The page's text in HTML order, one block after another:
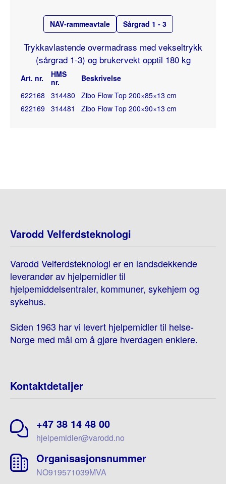
NAV-rammeavtale Sårgrad 1 - 3
Trykkavlastende overmadrass med vekseltrykk
(sårgrad 1-3) og brukervekt opptil 180 kg
Art. nr.
HMS
nr.
Beskrivelse
622168
314480
Zibo Flow Top 200×85×13 cm
622169 314481 Zibo Flow Top 200×90×13 cm
Varodd Velferdsteknologi
Varodd Velferdsteknologi er en landsdekkende
leverandør av hjelpemidler til
hjelpemiddelsentraler, kommuner, sykehjem og
sykehus.
Siden 1963 har vi levert hjelpemidler til helse-
Norge med mål om å gjøre hverdagen enklere.
Kontaktdetaljer
+47 38 14 48 00
hjelpemidler@varodd.no
Organisasjonsnummer
NO919571039MVA